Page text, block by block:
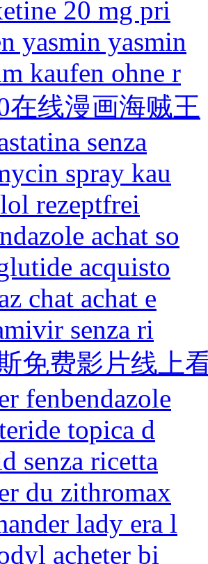
20 mg pri
yasmin yasmin
kaufen ohne r
在线漫画海贼王
senza
spray kau
rezeptfrei
achat so
acquisto
chat achat e
senza ri
免费影片线上
fenbendazole
topica d
senza ricetta
du zithromax
lady era l
acheter bi